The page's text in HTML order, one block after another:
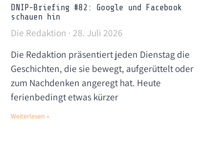
DNIP-Briefing #82: Google und Facebook
schauen hin
Die Redaktion
28. Juli 2026
Die Redaktion präsentiert jeden Dienstag die
Geschichten, die sie bewegt, aufgerüttelt oder
zum Nachdenken angeregt hat. Heute
ferienbedingt etwas kürzer
Weiterlesen »